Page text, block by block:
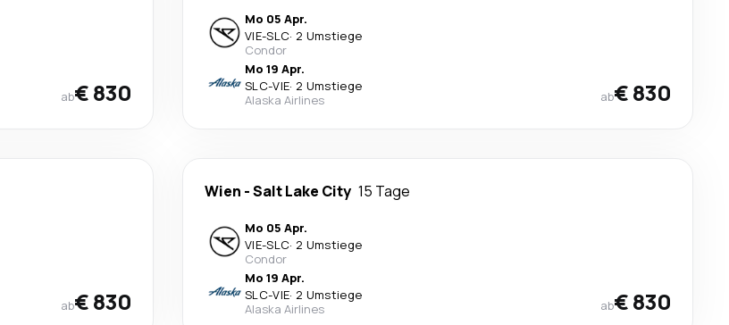
ab€ 830
Mo 05 Apr.
VIE-SLC· 2 Umstiege
Condor
Mo 19 Apr.
SLC-VIE· 2 Umstiege
Alaska Airlines
ab€ 830
ab€ 830
Wien -Salt Lake City 15 Tage
Mo 05 Apr.
VIE-SLC· 2 Umstiege
Condor
Mo 19 Apr.
SLC-VIE· 2 Umstiege
Alaska Airlines
ab€ 830